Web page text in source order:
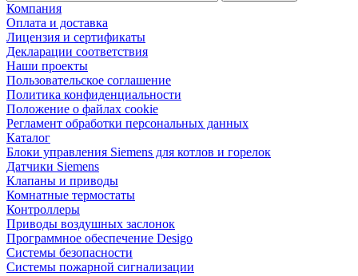
Компания
Оплата и доставка
Лицензия и сертификаты
Декларации соответствия
Наши проекты
Пользовательское соглашение
Политика конфиденциальности
Положение о файлах cookie
Регламент обработки персональных данных
Каталог
Блоки управления Siemens для котлов и горелок
Датчики Siemens
Клапаны и приводы
Комнатные термостаты
Контроллеры
Приводы воздушных заслонок
Программное обеспечение Desigo
Системы безопасности
Системы пожарной сигнализации